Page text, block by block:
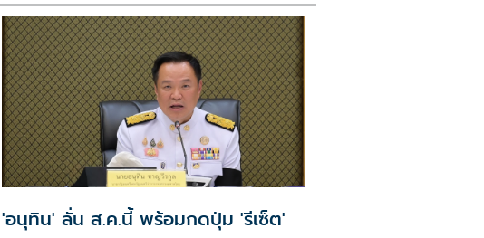
'อนุทิน' ลั่น ส.ค.นี้ พร้อมกดปุ่ม 'รีเซ็ต'